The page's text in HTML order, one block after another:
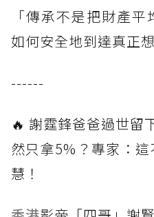
「傳承不是把財產
如何安全地到達真正
------
🔥 謝霆鋒爸爸過世留
然只拿5%？專家：
慧！